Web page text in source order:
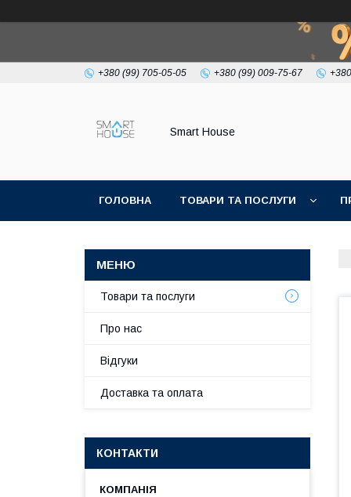
+380 (99) 705-05-05 +380 (99) 009-75-67
Smart House
ГОЛОВНА ТОВАРИ ТА ПОСЛУГИ
Товари та послуги
Про нас
Відгуки
Доставка та оплата
КОНТАКТИ